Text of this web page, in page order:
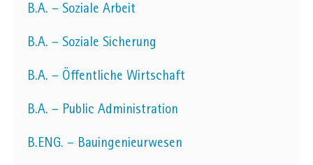
B.A. – Soziale Arbeit
B.A. – Soziale Sicherung
B.A. – Öffentliche Wirtschaft
B.A. – Public Administration
B.ENG. – Bauingenieurwesen